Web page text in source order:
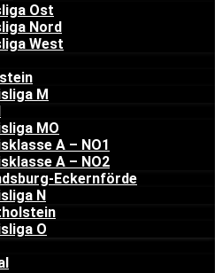
Ost
Nord
West
M
MO
A – NO1
A – NO2
Eckernförde
N
O